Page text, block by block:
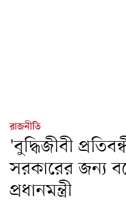
রাজনীতি
'বুদ্ধিজীবী
সরকারের জন্য
প্রধানমন্ত্রী